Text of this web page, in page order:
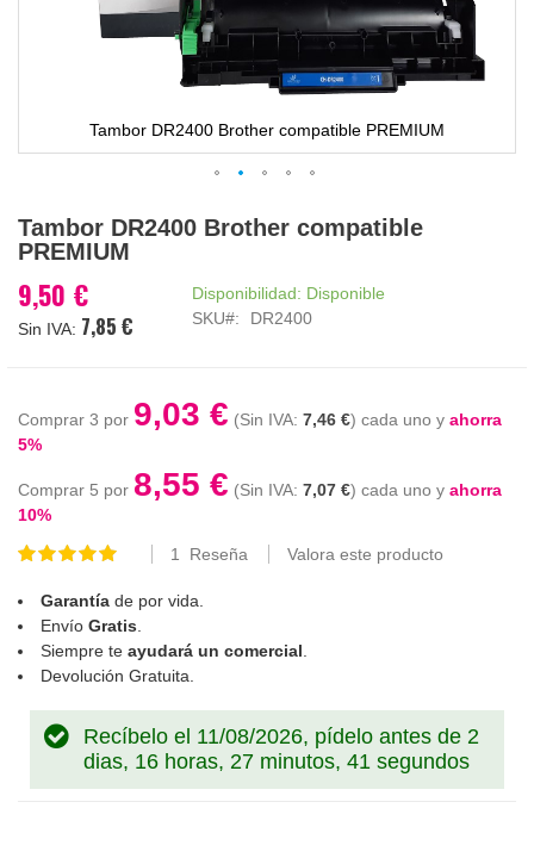
Tambor DR2400 Brother compatible PREMIUM
al
comienzo
la
galería
Tambor DR2400 Brother compatible
PREMIUM
9,50 €
7,85 €
Disponibilidad: Disponible
SKU
DR2400
Comprar 3 por 9,03 € 7,46 € cada uno y ahorra
5%
Comprar 5 por 8,55 € 7,07 € cada uno y ahorra
10%
Valoración:
1 Reseña Valora este producto
Garantía de por vida.
Envío Gratis
Siempre te ayudará un comercial
Devolución Gratuita.
Recíbelo el 11/08/2026, pídelo antes de 2
dias, 16 horas, 27 minutos, 41 segundos